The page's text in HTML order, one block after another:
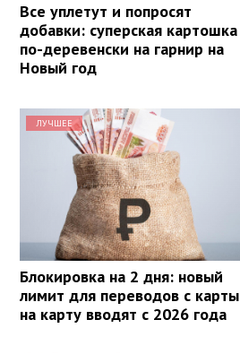
Все уплетут и попросят
добавки: суперская картошка
по-деревенски на гарнир на
Новый год
ЛУЧШЕЕ
Блокировка на 2 дня: новый
лимит для переводов с карты
на карту вводят с 2026 года